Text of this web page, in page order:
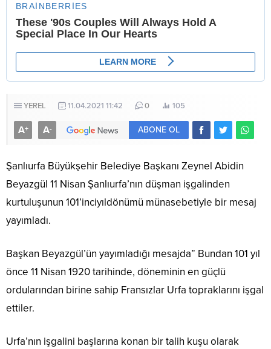
YEREL 11.04.2021 11:42 0 105
A+ A- ABONE OL
Şanlıurfa Büyükşehir Belediye Başkanı Zeynel Abidin
Beyazgül 11 Nisan Şanlıurfa’nın düşman işgalinden
kurtuluşunun 101’inciyıldönümü münasebetiyle bir mesaj
yayımladı.
Başkan Beyazgül’ün yayımladığı mesajda” Bundan 101 yıl
önce 11 Nisan 1920 tarihinde, döneminin en güçlü
ordularından birine sahip Fransızlar Urfa topraklarını işgal
ettiler.
Urfa’nın işgalini başlarına konan bir talih kuşu olarak